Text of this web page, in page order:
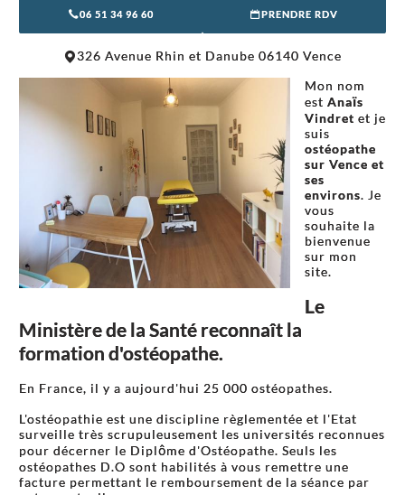
06 51 34 96 60 PRENDRE RDV
+
326 Avenue Rhin et Danube 06140 Vence
Mon nom
est Anaïs
Vindret et je
suis
ostéopathe
sur Vence et
ses
environs. Je
vous
souhaite la
bienvenue
sur mon
site.
Le
Ministère de la Santé reconnaît la
formation d'ostéopathe.
En France, il y a aujourd'hui 25 000 ostéopathes.
L'ostéopathie est une discipline règlementée et l'Etat
surveille très scrupuleusement les universités reconnues
pour décerner le Diplôme d'Ostéopathe. Seuls les
ostéopathes D.O sont habilités à vous remettre une
facture permettant le remboursement de la séance par